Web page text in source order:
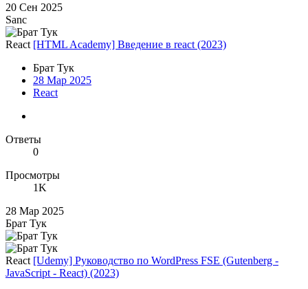
20 Сен 2025
Sanc
React [HTML Academy] Введение в react (2023)
Брат Тук
28 Мар 2025
React
Ответы
0
Просмотры
1K
28 Мар 2025
Брат Тук
React [Udemy] Руководство по WordPress FSE (Gutenberg -
JavaScript - React) (2023)